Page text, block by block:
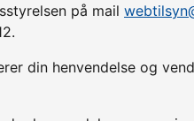
på mail
din henvendelse og